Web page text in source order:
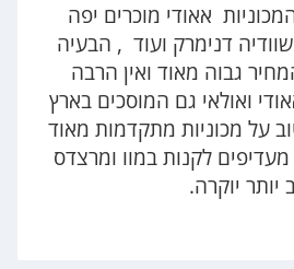
אאודי מוכרים יפה
דנימרק ועוד , הבעיה
גבוה מאוד ואין הרבה
ואולאי גם המוסכים בארץ
על מכוניות מתקדמות מאוד
לקנות במוו ומרצדס
יוקרה.